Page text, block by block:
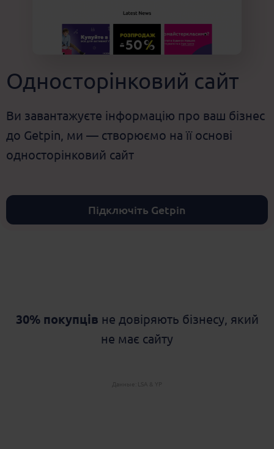
Односторінковий сайт
Ви завантажуєте інформацію про ваш бізнес
до Getpin, ми — створюємо на її основі
односторінковий сайт
Підключіть Getpin
30% покупців не довіряють бізнесу, який
не має сайту